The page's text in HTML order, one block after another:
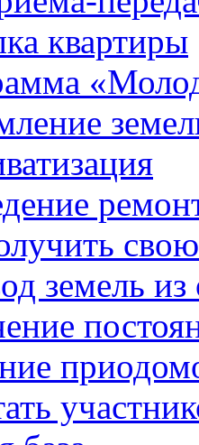
квартиры
земель